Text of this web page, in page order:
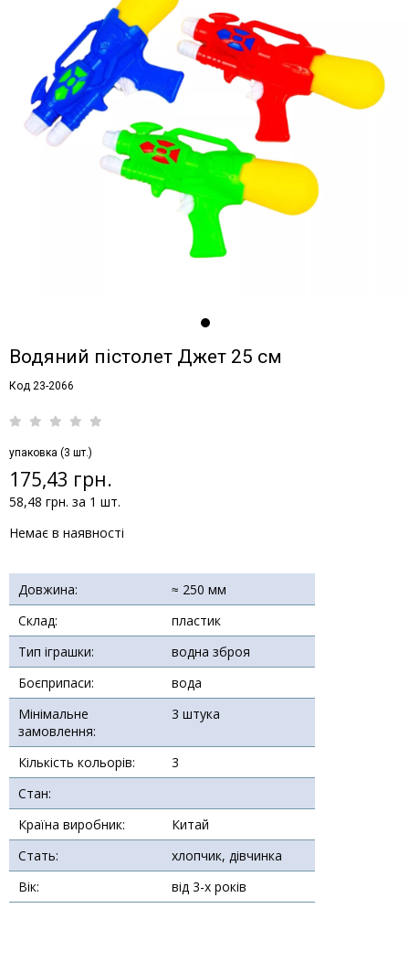
Водяний пістолет Джет 25 см
Код 23-2066
упаковка (3 шт.)
175,43 грн.
58,48 грн. за 1 шт.
Немає в наявності
Довжина:
≈ 250 мм
Склад:
пластик
Тип іграшки:
водна зброя
Боєприпаси:
вода
Мінімальне
замовлення:
3 штука
Кількість кольорів:
3
Стан:
Країна виробник:
Китай
Стать:
хлопчик, дівчинка
Вік:
від 3-х років